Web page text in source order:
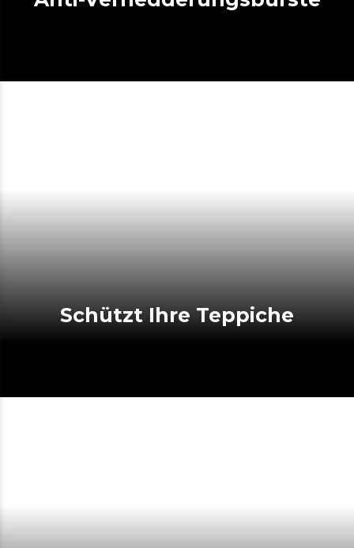
Schützt Ihre Teppiche